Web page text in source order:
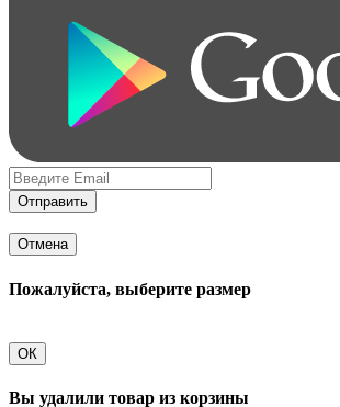
Отправить
Отмена
Пожалуйста, выберите размер
ОК
Вы удалили товар из корзины